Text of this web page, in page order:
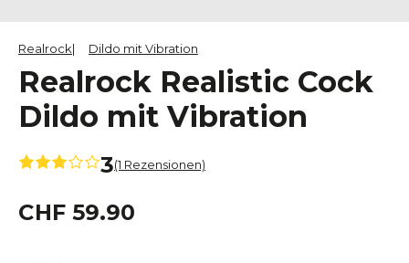
Realrock Dildo mit Vibration
Realrock Realistic Cock
Dildo mit Vibration
3(1 Rezensionen)
CHF 59.90